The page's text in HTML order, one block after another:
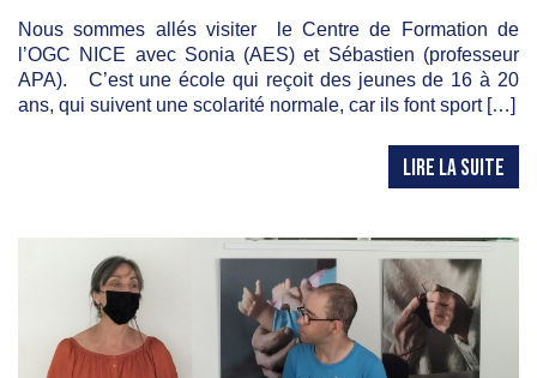
Nous sommes allés visiter le Centre de Formation de
l’OGC NICE avec Sonia (AES) et Sébastien (professeur
APA). C’est une école qui reçoit des jeunes de 16 à 20
ans, qui suivent une scolarité normale, car ils font sport […]
LIRE LA SUITE